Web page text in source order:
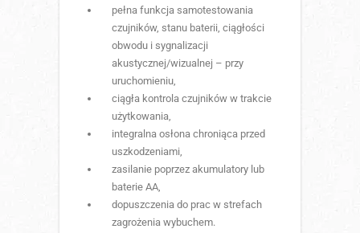
pełna funkcja samotestowania
czujników, stanu baterii, ciągłości
obwodu i sygnalizacji
akustycznej/wizualnej – przy
uruchomieniu,
ciągła kontrola czujników w trakcie
użytkowania,
integralna osłona chroniąca przed
uszkodzeniami,
zasilanie poprzez akumulatory lub
baterie AA,
dopuszczenia do prac w strefach
zagrożenia wybuchem.